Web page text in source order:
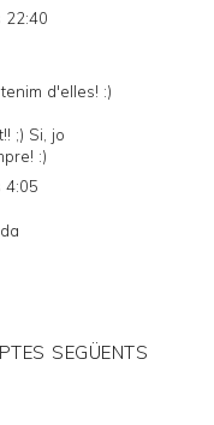
22:40
d'elles! :)
;) Si, jo
:)
4:05
SEGÜENTS